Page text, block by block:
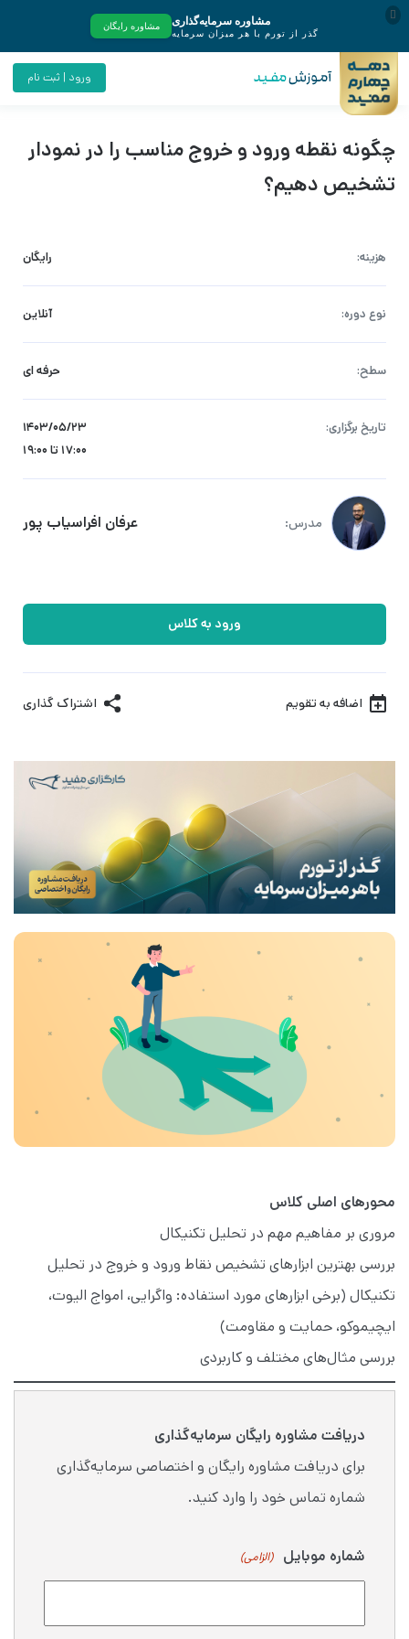
ورود | ثبت نام
چگونه نقطه ورود و خروج مناسب را در نمودار
تشخیص دهیم؟
محورهای اصلی کلاس
مروری بر مفاهیم مهم در تحلیل تکنیکال
بررسی بهترین ابزارهای تشخیص نقاط ورود و خروج در تحلیل
تکنیکال (برخی ابزارهای مورد استفاده: واگرایی، امواج الیوت،
ایچیموکو، حمایت و مقاومت)
بررسی مثال‌های مختلف و کاربردی
دریافت مشاوره رایگان سرمایه‌گذاری
برای دریافت مشاوره رایگان و اختصاصی سرمایه‌گذاری
شماره تماس خود را وارد کنید.
شماره موبایل (الزامی)
هزینه: رایگان
نوع دوره: آنلاین
سطح: حرفه ای
تاریخ برگزاری:
۱۴۰۳/۰۵/۲۳
17:00 تا 19:00
مدرس: عرفان افراسیاب‌ پور
ورود به کلاس
اضافه به تقویم اشتراک گذاری